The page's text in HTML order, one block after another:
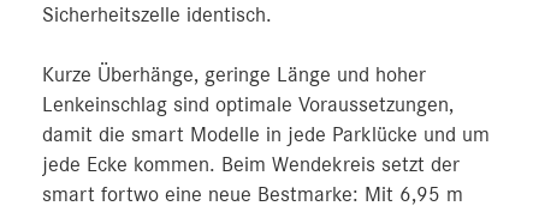
Sicherheitszelle identisch.
Kurze Überhänge, geringe Länge und hoher
Lenkeinschlag sind optimale Voraussetzungen,
damit die smart Modelle in jede Parklücke und um
jede Ecke kommen. Beim Wendekreis setzt der
smart fortwo eine neue Bestmarke: Mit 6,95 m